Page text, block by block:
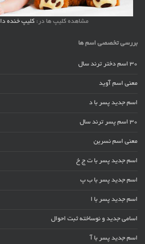
مشاهده کلیپ ها در: کلیپ خنده
بررسی تخصصی اسم ها
30 اسم دختر ترند سال
معنی اسم آوید
اسم جدید پسر با د
30 اسم پسر ترند سال
معنی اسم نسرین
اسم جدید پسر با ت ج خ
اسم جدید پسر با ب پ
اسم جدید پسر با ا
اسامی جدید و نوساخته ثبت احوال
اسم جدید پسر با آ